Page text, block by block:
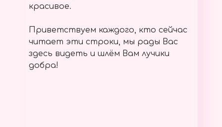
красивое.
Приветствуем каждого, кто сейчас
читает эти строки, мы рады Вас
здесь видеть и шлём Вам лучики
добра!